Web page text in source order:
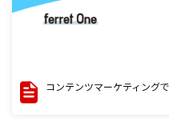
コンテンツマーケティング